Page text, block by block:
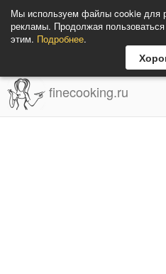
Мы используем файлы cookie для
рекламы. Продолжая
этим. Подробнее.
finecooking.ru